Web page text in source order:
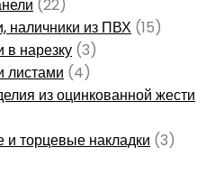
(22)
наличники из ПВХ (15)
нарезку (3)
листами (4)
из оцинкованной жести
торцевые накладки (3)